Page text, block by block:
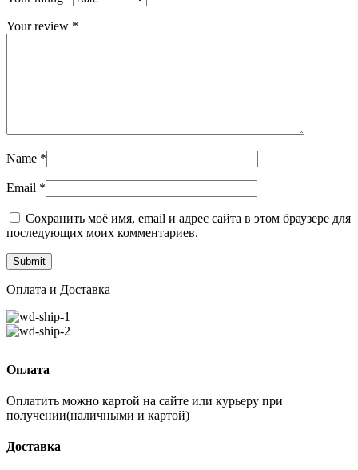
Your review *
Name *
Email *
Сохранить моё имя, email и адрес сайта в этом браузере для
последующих моих комментариев.
Оплата и Доставка
Оплата
Оплатить можно картой на сайте или курьеру при
получении(наличными и картой)
Доставка